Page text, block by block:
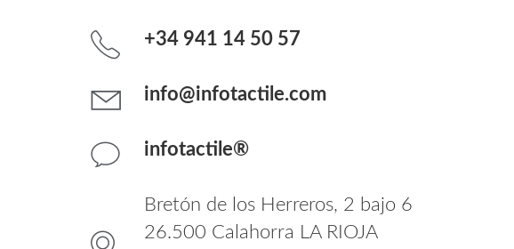
+34 941 14 50 57
info@infotactile.com
infotactile®
Bretón de los Herreros, 2 bajo 6
26.500 Calahorra LA RIOJA